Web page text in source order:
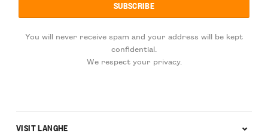
You will never receive spam and your address will be kept
confidential.
We respect your privacy.
VISIT LANGHE